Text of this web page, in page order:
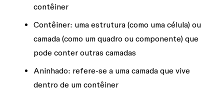
contêiner
Contêiner: uma estrutura (como uma célula) ou
camada (como um quadro ou componente) que
pode conter outras camadas
Aninhado: refere-se a uma camada que vive
dentro de um contêiner